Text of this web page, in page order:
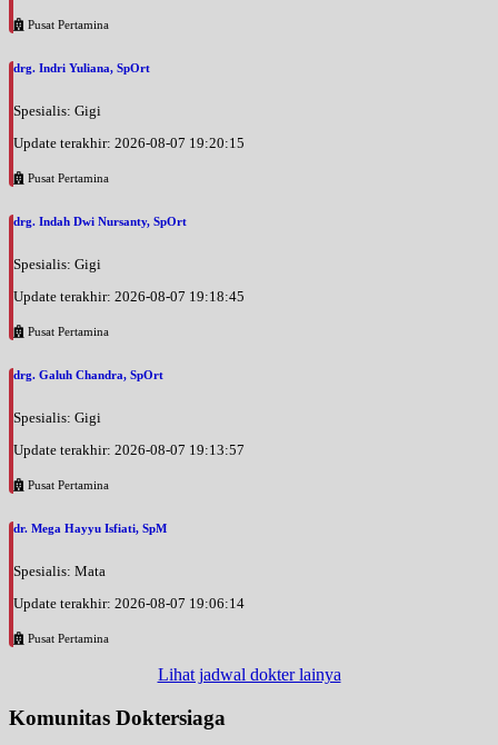
Pusat Pertamina
drg. Indri Yuliana, SpOrt
Spesialis: Gigi
Update terakhir: 2026-08-07 19:20:15
Pusat Pertamina
drg. Indah Dwi Nursanty, SpOrt
Spesialis: Gigi
Update terakhir: 2026-08-07 19:18:45
Pusat Pertamina
drg. Galuh Chandra, SpOrt
Spesialis: Gigi
Update terakhir: 2026-08-07 19:13:57
Pusat Pertamina
dr. Mega Hayyu Isfiati, SpM
Spesialis: Mata
Update terakhir: 2026-08-07 19:06:14
Pusat Pertamina
Lihat jadwal dokter lainya
Komunitas Doktersiaga